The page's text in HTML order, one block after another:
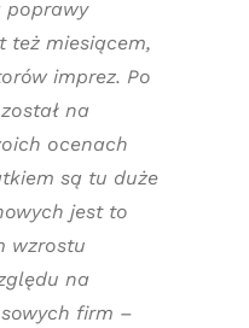
poprawy
też miesiącem,
imprez. Po
na
ocenach
są tu duże
jest to
wzrostu
na
firm –